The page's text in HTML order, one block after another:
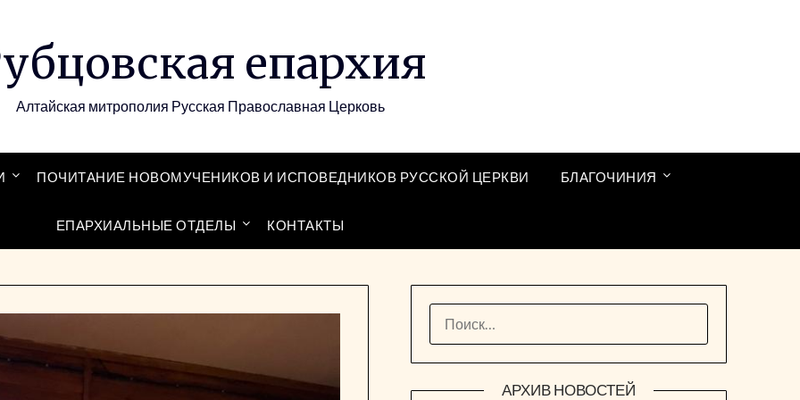
епархия
Алтайская митрополия Русская Православная Церковь
ПОЧИТАНИЕ НОВОМУЧЕНИКОВ И ИСПОВЕДНИКОВ РУССКОЙ ЦЕРКВИ БЛАГОЧИНИЯ
ЕПАРХИАЛЬНЫЕ ОТДЕЛЫ КОНТАКТЫ
АРХИВ НОВОСТЕЙ